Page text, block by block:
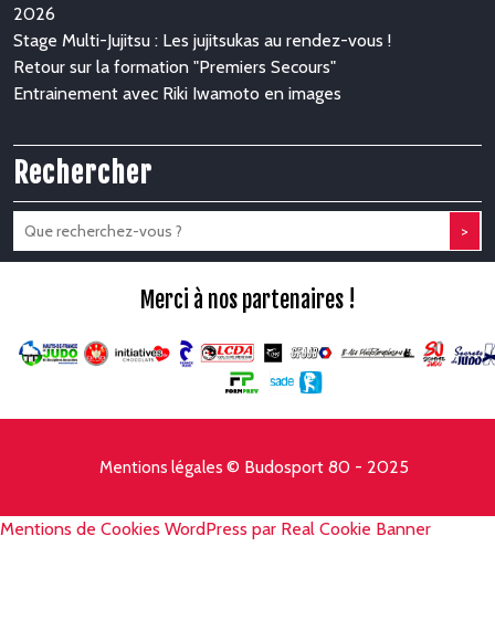
2026
Stage Multi-Jujitsu : Les jujitsukas au rendez-vous !
Retour sur la formation "Premiers Secours"
Entrainement avec Riki Iwamoto en images
Rechercher
>
Merci à nos partenaires !
Mentions légales © Budosport 80 - 2025
Mentions de Cookies WordPress par Real Cookie Banner